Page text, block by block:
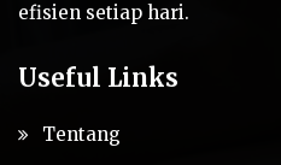
efisien setiap hari.
Useful Links
Tentang